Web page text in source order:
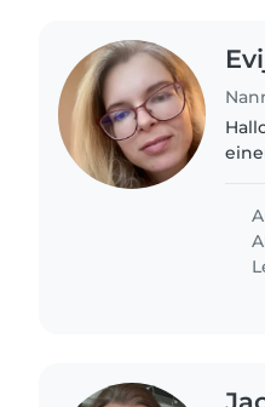
Hallo, ich suche eine deutschsprachige